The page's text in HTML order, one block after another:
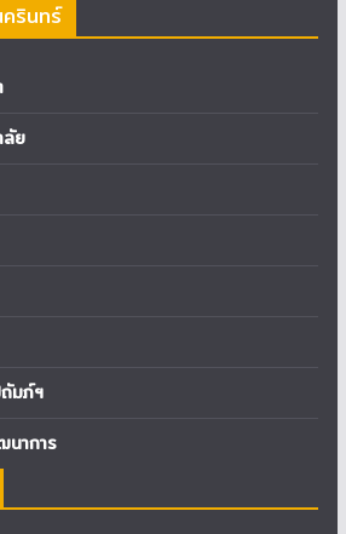
รินทร์
ลัย
มภ์ฯ
นาการ